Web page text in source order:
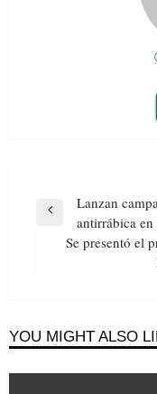
Navegación
entradas
Previous
Lanzan
antirrábica
Se presentó el
YOU MIGHT ALSO